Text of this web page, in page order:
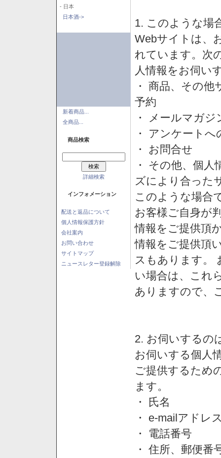
- 日本
日本酒->
新着商品...
全商品...
商品検索
詳細検索
インフォメーション
配送と返品について
個人情報保護方針
会社案内
お問い合わせ
サイトマップ
ニュースレター登録解除
1. このような場
Webサイトは、
れています。次
人情報をお伺い
・ 商品、その
予約
・ メールマガ
・ アンケートへ
・ お問合せ
・ その他、個
ズにより合った
このような場合
お客様ご自身が
情報をご提供頂
情報をご提供頂
スもあります。
い場合は、これ
ありますので、
2. お伺いするの
お伺いする個人
ご提供するため
ます。
・ 氏名
・ e-mailアドレ
・ 電話番号
・ 住所、郵便番